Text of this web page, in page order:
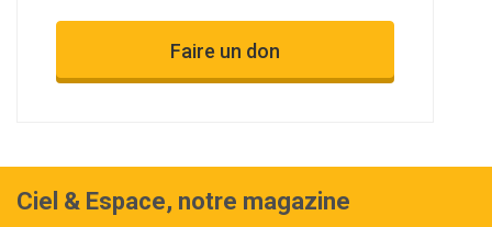
Faire un don
Ciel & Espace, notre magazine